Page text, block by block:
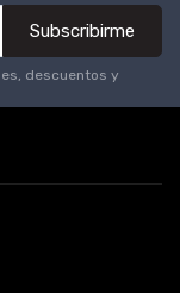
Subscribirme
descuentos y